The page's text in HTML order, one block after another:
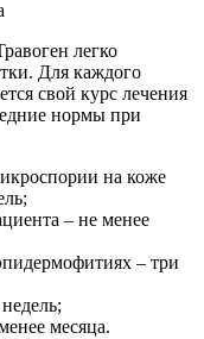
легко
Для каждого
свой курс лечения
нормы при
на коже
– не менее
– три
месяца.